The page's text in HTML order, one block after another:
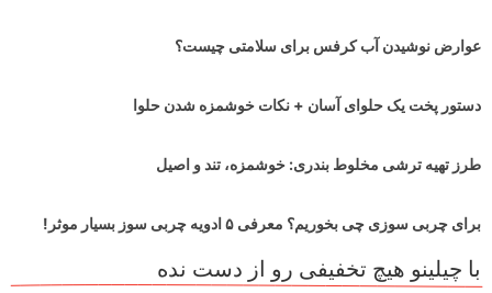
عوارض نوشیدن آب کرفس برای سلامتی چیست؟
دستور پخت یک حلوای آسان + نکات خوشمزه شدن حلوا
طرز تهیه ترشی مخلوط بندری: خوشمزه، تند و اصیل
برای چربی سوزی چی بخوریم؟ معرفی ۵ ادویه چربی سوز بسیار موثر!
با چیلینو هیچ تخفیفی رو از دست نده